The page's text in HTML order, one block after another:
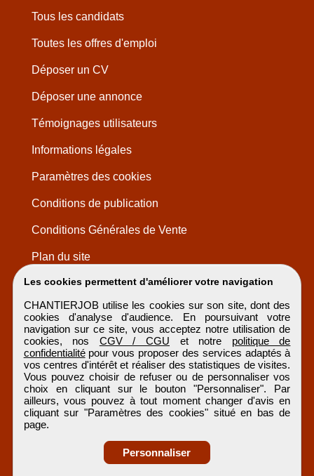
Les cookies permettent d'améliorer votre navigation
CHANTIERJOB utilise les cookies sur son site, dont des
cookies d'analyse d'audience. En poursuivant votre
navigation sur ce site, vous acceptez notre utilisation de
cookies, nos CGV / CGU et notre politique de
confidentialitépour vous proposer des services adaptés à
vos centres d'intérêt et réaliser des statistiques de visites.
Vous pouvez choisir de refuser ou de personnaliser vos
choix en cliquant sur le bouton "Personnaliser". Par
ailleurs, vous pouvez à tout moment changer d'avis en
cliquant sur "Paramètres des cookies" situé en bas de
page.
Personnaliser
Tous les candidats
Toutes les offres d'emploi
Déposer un CV
Déposer une annonce
Témoignages utilisateurs
Informations légales
Paramètres des cookies
Conditions de publication
Conditions Générales de Vente
Plan du site